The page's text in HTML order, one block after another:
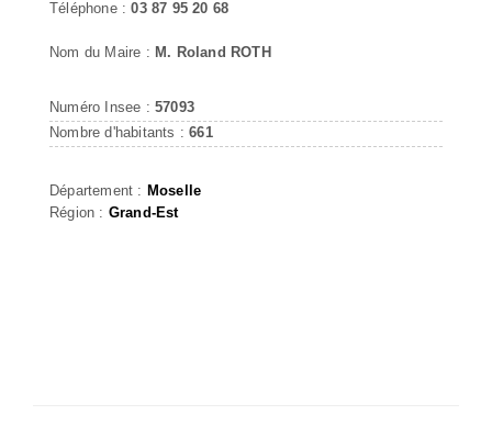
Téléphone :03 87 95 20 68
Nom du Maire : M. Roland ROTH
Numéro Insee : 57093
Nombre d'habitants :661
Département : Moselle
Région : Grand-Est